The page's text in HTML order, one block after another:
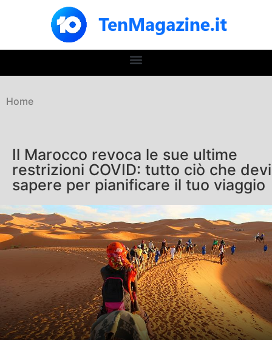
Home
Il Marocco revoca le sue ultime
restrizioni COVID: tutto ciò che devi
sapere per pianificare il tuo viaggio